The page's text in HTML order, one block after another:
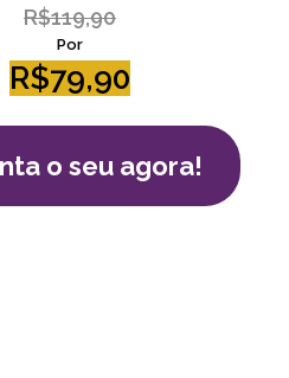
R$119,90
Por
R$79,90
o seu agora!